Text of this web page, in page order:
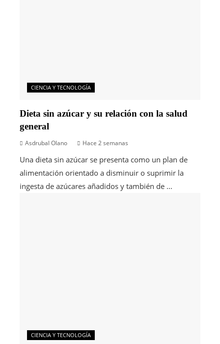
CIENCIA Y TECNOLOGÍA
Dieta sin azúcar y su relación con la salud
general
Asdrubal Olano Hace 2 semanas
Una dieta sin azúcar se presenta como un plan de
alimentación orientado a disminuir o suprimir la
ingesta de azúcares añadidos y también de ...
CIENCIA Y TECNOLOGÍA